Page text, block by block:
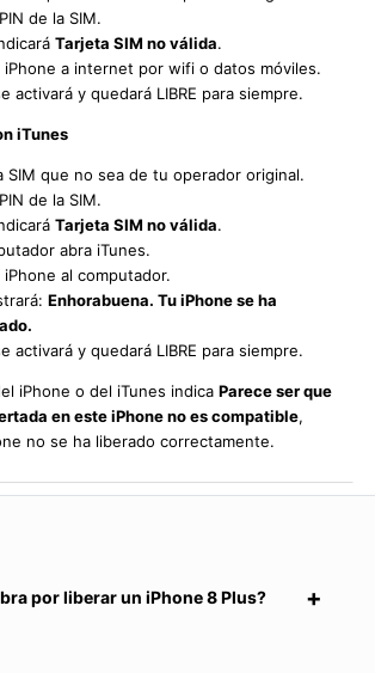
de la SIM.
Tarjeta SIM no válida.
iPhone a internet por wifi o datos móviles.
activará y quedará LIBRE para siempre.
iTunes
SIM que no sea de tu operador original.
de la SIM.
Tarjeta SIM no válida.
abra iTunes.
al computador.
Enhorabuena. Tu iPhone se ha
activará y quedará LIBRE para siempre.
iPhone o del iTunes indica Parece ser que
en este iPhone no es compatible,
no se ha liberado correctamente.
por liberar un iPhone 8 Plus?